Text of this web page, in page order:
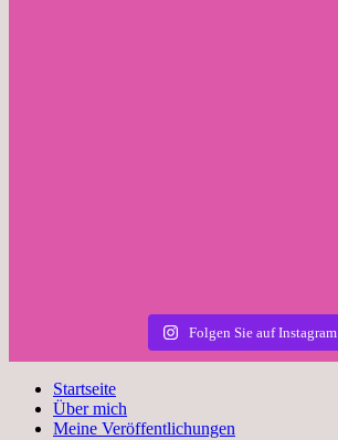
Folgen Sie auf Instagram
Startseite
Über mich
Meine Veröffentlichungen